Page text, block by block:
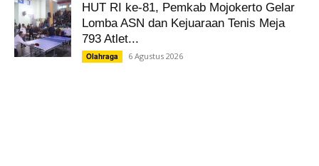
HUT RI ke-81, Pemkab Mojokerto Gelar
Lomba ASN dan Kejuaraan Tenis Meja
793 Atlet...
Olahraga 6 Agustus 2026